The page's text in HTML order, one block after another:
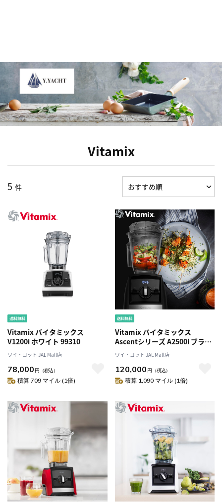
Vitamix
5 件
Vitamix バイタミックス
V1200i ホワイト 99310
ワイ・ヨット JAL Mall店
78,000 円 （税込）
積算 709 マイル (1倍)
Vitamix バイタミックス
Ascentシリーズ A2500i ブラッ
ク 98172
ワイ・ヨット JAL Mall店
120,000 円 （税込）
積算 1,090 マイル (1倍)